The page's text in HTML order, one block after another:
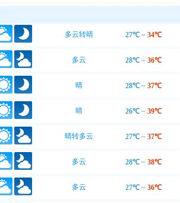
多云转晴 27℃ ~ 34℃
多云 28℃ ~ 36℃
晴 28℃ ~ 37℃
晴 26℃ ~ 39℃
晴转多云 27℃ ~ 37℃
多云 28℃ ~ 38℃
多云 27℃ ~ 36℃